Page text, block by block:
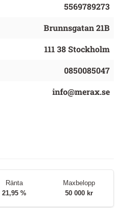
5569789273
Brunnsgatan 21B
111 38 Stockholm
0850085047
info@merax.se
Ränta
21,95 %
Maxbelopp
50 000 kr